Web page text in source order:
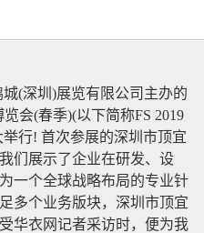
(深圳)展览有限公司主办的
会(春季)(以下简称FS 2019
行! 首次参展的深圳市顶宜
们展示了企业在研发、设
一个全球战略布局的专业针
多个业务版块，深圳市顶宜
华衣网记者采访时，便为我